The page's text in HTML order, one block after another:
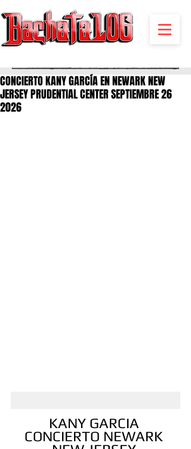
CONCIERTO KANY GARCÍA EN NEWARK NEW
JERSEY PRUDENTIAL CENTER SEPTIEMBRE 26
2026
KANY GARCIA
CONCIERTO NEWARK